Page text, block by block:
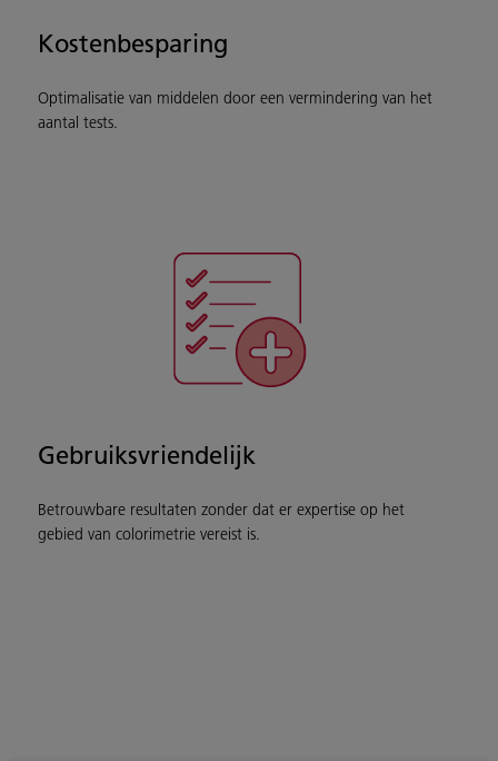
Kostenbesparing
Optimalisatie van middelen door een vermindering van het
aantal tests.
Gebruiksvriendelijk
Betrouwbare resultaten zonder dat er expertise op het
gebied van colorimetrie vereist is.